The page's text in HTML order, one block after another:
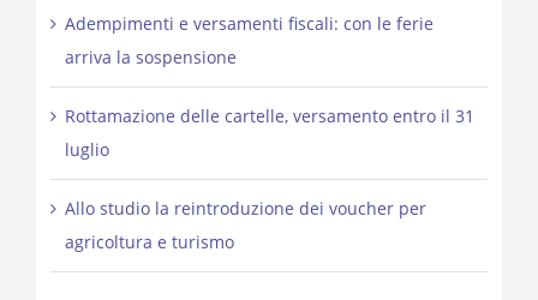
Adempimenti e versamenti fiscali: con le ferie
arriva la sospensione
Rottamazione delle cartelle, versamento entro il 31
luglio
Allo studio la reintroduzione dei voucher per
agricoltura e turismo